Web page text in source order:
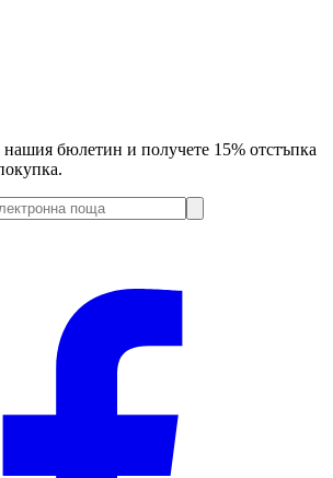
нашия бюлетин и получете 15% отстъпка